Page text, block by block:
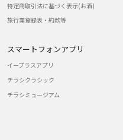
特定商取引法に基づく表示(お酒)
旅行業登録表・約款等
スマートフォンアプリ
イープラスアプリ
チラシクラシック
チラシミュージアム